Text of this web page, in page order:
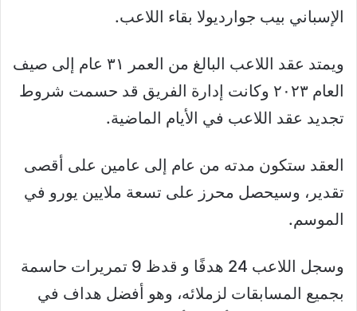
الإسباني بيب جوارديولا بقاء اللاعب.
ويمتد عقد اللاعب البالغ من العمر ٣١ عام إلى صيف
العام ٢٠٢٣ وكانت إدارة الفريق قد حسمت شروط
تجديد عقد اللاعب في الأيام الماضية.
العقد ستكون مدته من عام إلى عامين على أقصى
تقدير، وسيحصل محرز على تسعة ملايين يورو في
الموسم.
‏وسجل اللاعب 24 هدفًا و قدظ 9 تمريرات حاسمة
بجميع المسابقات لزملائه، وهو أفضل هداف في